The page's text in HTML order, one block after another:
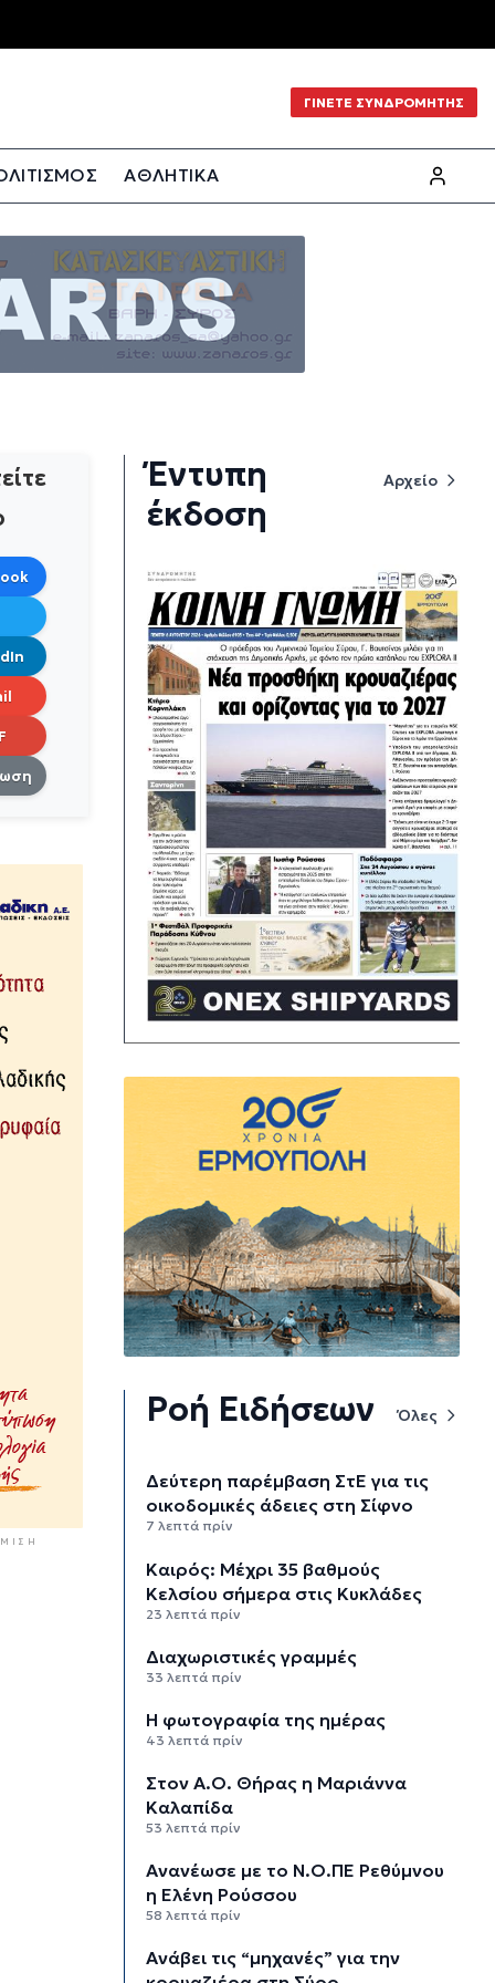
ΓΙΝΕΤΕ ΣΥΝΔΡΟΜΗΤΗΣ
ΑΘΛΗΤΙΚΑ
Έντυπη
έκδοση
Αρχείο
Ροή Ειδήσεων Όλες
Δεύτερη παρέμβαση ΣτΕ για τις
οικοδομικές άδειες στη Σίφνο
7 λεπτά πρίν
Καιρός: Μέχρι 35 βαθμούς
Κελσίου σήμερα στις Κυκλάδες
23 λεπτά πρίν
Διαχωριστικές γραμμές
33 λεπτά πρίν
Η φωτογραφία της ημέρας
43 λεπτά πρίν
Στον Α.Ο. Θήρας η Μαριάννα
Καλαπίδα
53 λεπτά πρίν
Ανανέωσε με το Ν.Ο.ΠΕ Ρεθύμνου
η Ελένη Ρούσσου
58 λεπτά πρίν
Ανάβει τις “μηχανές” για την